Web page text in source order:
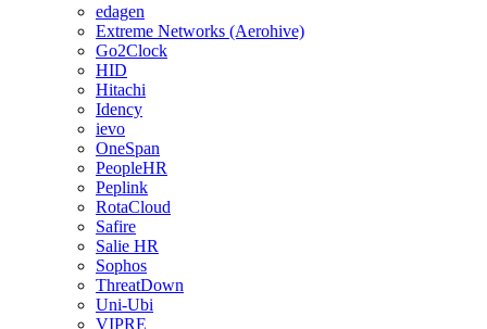
edagen
Extreme Networks (Aerohive)
Go2Clock
HID
Hitachi
Idency
ievo
OneSpan
PeopleHR
Peplink
RotaCloud
Safire
Salie HR
Sophos
ThreatDown
Uni-Ubi
VIPRE